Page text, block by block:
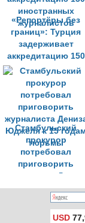
«Репортёры без
границ»: Турция
задерживает
аккредитацию 150
иностранных
журналистов
Стамбульский
прокурор
потребовал
приговорить
журналиста Дениза
Юджеля к 15
тюрьмы
USD